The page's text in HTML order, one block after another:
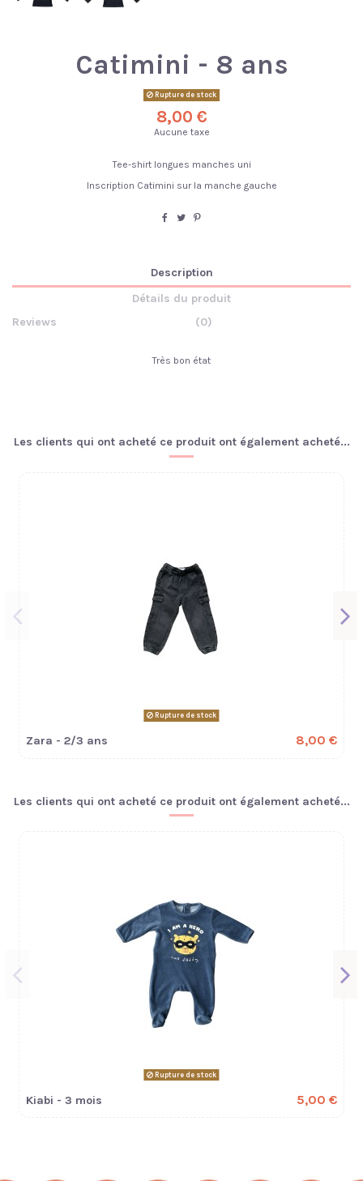
Catimini - 8 ans
Rupture de stock
8,00 €
Aucune taxe
Tee-shirt longues manches uni
Inscription Catimini sur la manche gauche
Description
Détails du produit
Reviews
(0)
Très bon état
Les clients qui ont acheté ce produit ont également acheté...
Rupture de stock
Zara - 2/3 ans 8,00 €
Les clients qui ont acheté ce produit ont également acheté...
Rupture de stock
Kiabi - 3 mois 5,00 €